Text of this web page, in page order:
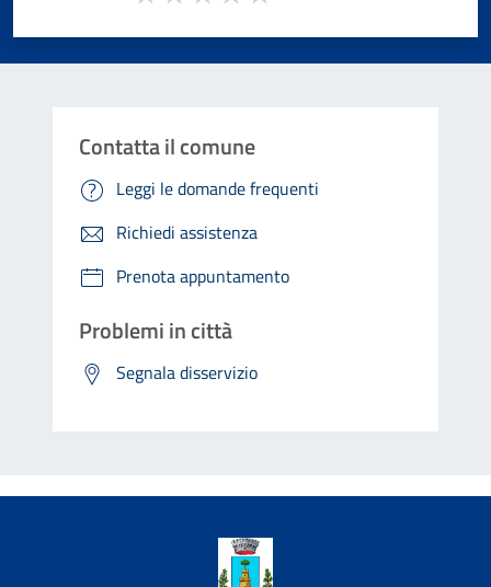
Contatta il comune
Leggi le domande frequenti
Richiedi assistenza
Prenota appuntamento
Problemi in città
Segnala disservizio